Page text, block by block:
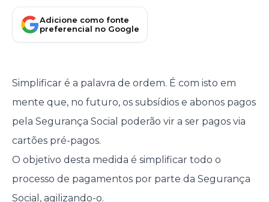
Adicione como fonte
preferencial no Google
Simplificar é a palavra de ordem. É com isto em
mente que, no futuro, os subsídios e abonos pagos
pela Segurança Social poderão vir a ser pagos via
cartões pré-pagos.
O objetivo desta medida é simplificar todo o
processo de pagamentos por parte da Segurança
Social, agilizando-o.